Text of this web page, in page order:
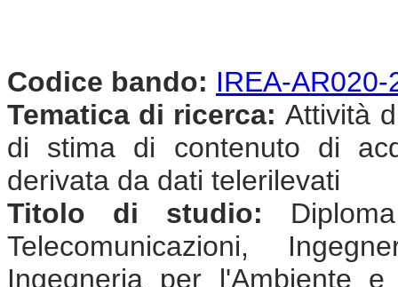
Codice bando: IREA-AR020-
Tematica di ricerca: Attività
di stima di contenuto di
derivata da dati telerilevati
Titolo di studio:
Telecomunicazioni,
Ingegneria per l'Ambiente